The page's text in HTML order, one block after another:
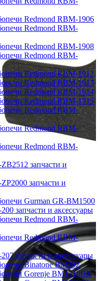
Redmond RBM-1906
Redmond RBM-
Redmond RBM-1908
Redmond RBM-
Redmond RBM-1912
Redmond RBM-1913
Redmond RBM-1914
Redmond RBM-1915
Redmond RBM-
Redmond RBM-
Redmond RBM-
запчасти и
запчасти и
Gurman GR-BM1500
запчасти и аксессуары
Redmond RBM-
Redmond RBM-
запчасти и аксессуары
Binatone BM202
Gorenje BM1210BK